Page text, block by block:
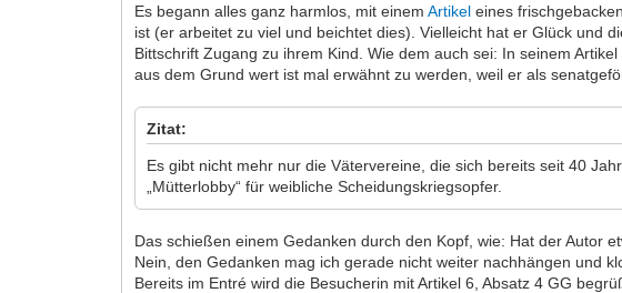
Es begann alles ganz harmlos, mit einemArtikel eines
ist (er arbeitet zu viel und beichtet dies). Vielleicht hat er Glück und
Bittschrift Zugang zu ihrem Kind. Wie dem auch sei: In seinem
aus dem Grund wert ist mal erwähnt zu werden, weil er als
Zitat:
Es gibt nicht mehr nur die Vätervereine, die sich bereits seit 40
„Mütterlobby“ für weibliche Scheidungskriegsopfer.
Das schießen einem Gedanken durch den Kopf, wie: Hat der Autor
Nein, den Gedanken mag ich gerade nicht weiter nachhängen und
Bereits im Entré wird die Besucherin mit Artikel 6, Absatz 4 GG